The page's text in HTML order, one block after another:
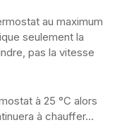
au maximum
seulement la
pas la vitesse
à 25 °C alors
à chauffer…